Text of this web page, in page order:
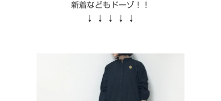
新着などもドーゾ！！
↓ ↓ ↓ ↓ ↓